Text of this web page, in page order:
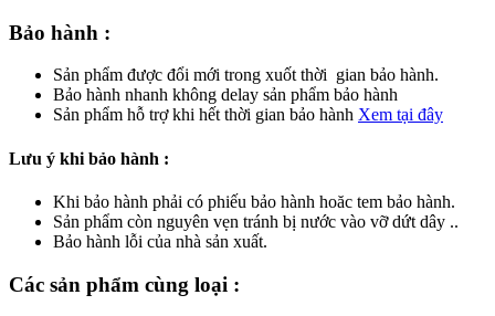
Bảo hành :
Sản phẩm được đổi mới trong xuốt thời gian bảo hành.
Bảo hành nhanh không delay sản phẩm bảo hành
Sản phẩm hỗ trợ khi hết thời gian bảo hành Xem tại đây
Lưu ý khi bảo hành :
Khi bảo hành phải có phiếu bảo hành hoăc tem bảo hành.
Sản phẩm còn nguyên vẹn tránh bị nước vào vỡ dứt dây ..
Bảo hành lỗi của nhà sản xuất.
Các sản phẩm cùng loại :